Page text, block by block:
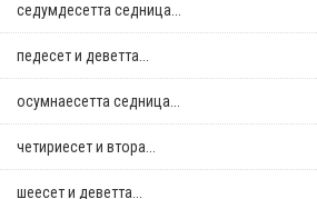
седумдесетта седница...
педесет и деветта...
осумнaесетта седница...
четириесет и втора...
шеесет и деветта...